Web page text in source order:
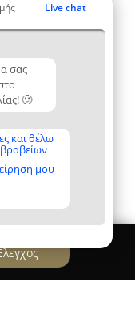
Live chat
σας
🙂
και θέλω
μου